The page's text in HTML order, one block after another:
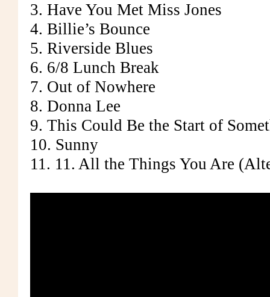
3. Have You Met Miss Jones
4. Billie’s Bounce
5. Riverside Blues
6. 6/8 Lunch Break
7. Out of Nowhere
8. Donna Lee
9. This Could Be the Start of
10. Sunny
11. 11. All the Things You Are